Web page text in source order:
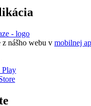
z nášho webu v mobilnej